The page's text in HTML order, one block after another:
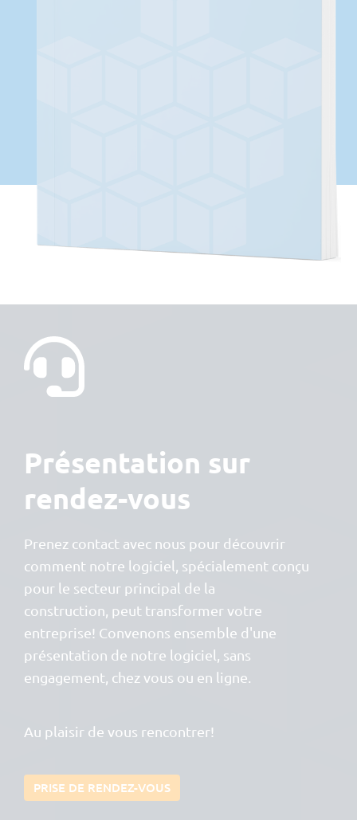
Présentation sur
rendez-vous
Prenez contact avec nous pour découvrir
comment notre logiciel, spécialement conçu
pour le secteur principal de la
construction, peut transformer votre
entreprise! Convenons ensemble d'une
présentation de notre logiciel, sans
engagement, chez vous ou en ligne.
Au plaisir de vous rencontrer!
PRISE DE RENDEZ-VOUS